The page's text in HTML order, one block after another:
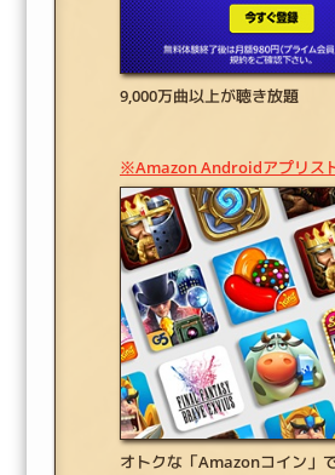
9,000万曲以上が聴き放題
※Amazon Androidアプリス
オトクな「Amazonコイン」